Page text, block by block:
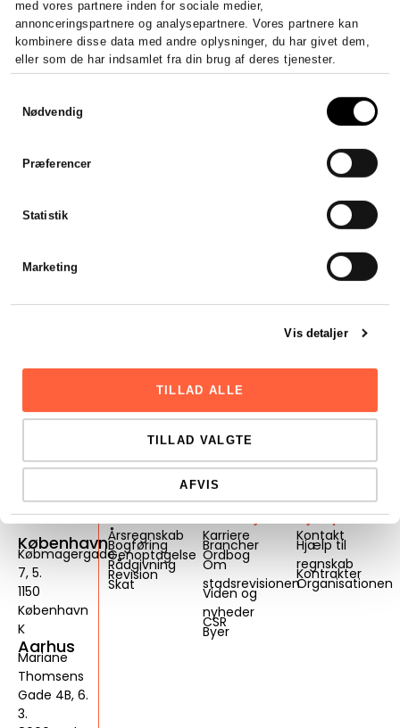
med vores partnere inden for sociale medier,
annonceringspartnere og analysepartnere. Vores partnere kan
kombinere disse data med andre oplysninger, du har givet dem,
eller som de har indsamlet fra din brug af deres tjenester.
Nødvendig
Præferencer
Statistik
Marketing
Vis detaljer
TILLAD ALLE
TILLAD VALGTE
AFVIS
København
Købmagergade
7, 5.
1150
København
K
Aarhus
Mariane
Thomsens
Gade 4B, 6.
3.
Services
Årsregnskab
Bogføring
Genoptagelse
Rådgivning
Revision
Skat
Genveje
Karriere
Brancher
Ordbog
Om
stadsrevisionen
Viden og
nyheder
CSR
Byer
Hjælp
Kontakt
Hjælp til
regnskab
Kontrakter
Organisationen